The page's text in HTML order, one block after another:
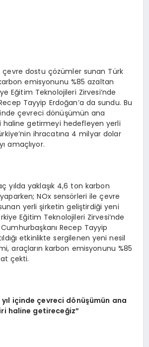
çevre dostu çözümler sunan Türk
emisyonunu %85 azaltan
Eğitim Teknolojileri Zirvesi’nde
Tayyip Erdoğan’a da sundu. Bu
çevreci dönüşümün ana
haline getirmeyi hedefleyen yerli
ihracatına 4 milyar dolar
amaçlıyor.
yılda yaklaşık 4,6 ton karbon
NOx sensörleri ile çevre
yerli şirketin geliştirdiği yeni
Eğitim Teknolojileri Zirvesi’nde
Recep Tayyip
etkinlikte sergilenen yeni nesil
araçların karbon emisyonunu %85
çekti.
içinde çevreci dönüşümün ana
haline getireceğiz”